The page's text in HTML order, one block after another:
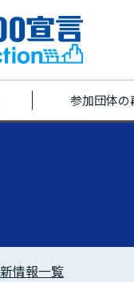
参加団体の
情報一覧